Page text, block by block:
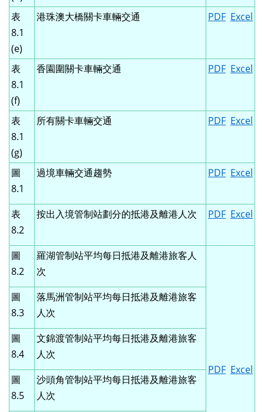
表
8.1
(e)
港珠澳大橋關卡車輛交通 PDF Excel
表
8.1
(f)
香園圍關卡車輛交通 PDF Excel
表
8.1
(g)
所有關卡車輛交通 PDF Excel
圖
8.1
過境車輛交通趨勢 PDF Excel
表
8.2
按出入境管制站劃分的抵港及離港人次 PDF Excel
圖
8.2
羅湖管制站平均每日抵港及離港旅客人
次
PDF Excel
圖
8.3
落馬洲管制站平均每日抵港及離港旅客
人次
圖
8.4
文錦渡管制站平均每日抵港及離港旅客
人次
圖
8.5
沙頭角管制站平均每日抵港及離港旅客
人次